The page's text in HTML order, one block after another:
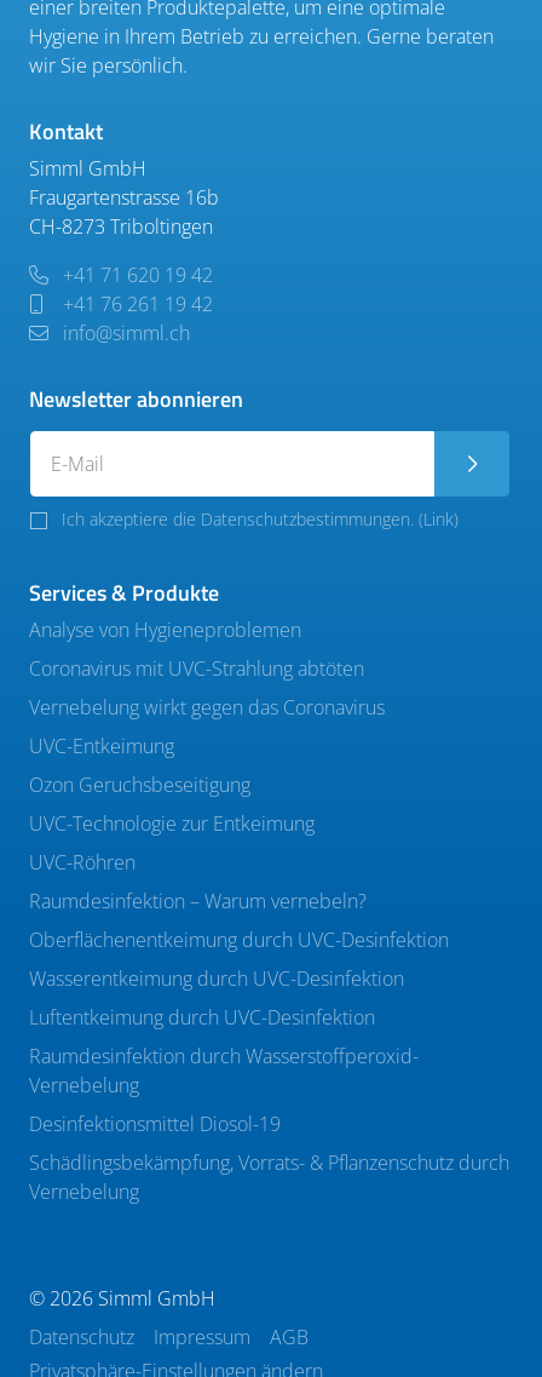
einer breiten Produktepalette, um eine optimale
Hygiene in Ihrem Betrieb zu erreichen. Gerne beraten
wir Sie persönlich.
Kontakt
Simml GmbH
Fraugartenstrasse 16b
CH-8273 Triboltingen
+41 71 620 19 42
+41 76 261 19 42
info@simml.ch
Newsletter abonnieren
Ich akzeptiere die Datenschutzbestimmungen. (Link)
Services & Produkte
Analyse von Hygieneproblemen
Coronavirus mit UVC-Strahlung abtöten
Vernebelung wirkt gegen das Coronavirus
UVC-Entkeimung
Ozon Geruchsbeseitigung
UVC-Technologie zur Entkeimung
UVC-Röhren
Raumdesinfektion – Warum vernebeln?
Oberflächenentkeimung durch UVC-Desinfektion
Wasserentkeimung durch UVC-Desinfektion
Luftentkeimung durch UVC-Desinfektion
Raumdesinfektion durch Wasserstoffperoxid-
Vernebelung
Desinfektionsmittel Diosol-19
Schädlingsbekämpfung, Vorrats- & Pflanzenschutz durch
Vernebelung
© 2026 Simml GmbH
Datenschutz
Impressum
AGB
Privatsphäre-Einstellungen ändern